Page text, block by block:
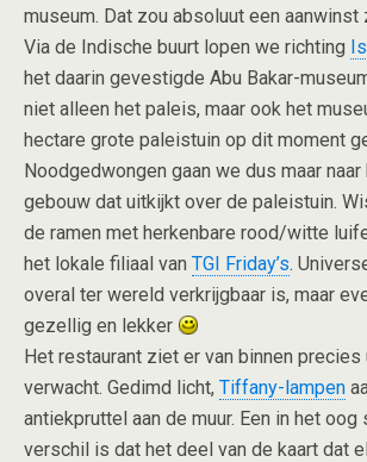
museum. Dat zou absoluut een aanwinst
Via de Indische buurt lopen we richting
het daarin gevestigde Abu Bakar-
niet alleen het paleis, maar ook het
hectare grote paleistuin op dit moment
Noodgedwongen gaan we dus maar
gebouw dat uitkijkt over de paleistuin.
de ramen met herkenbare rood/witte
het lokale filiaal van TGI Friday’s.
overal ter wereld verkrijgbaar is, maar
gezellig en lekker
Het restaurant ziet er van binnen precies
verwacht. Gedimd licht, Tiffany-lampen
antiekpruttel aan de muur. Een in het oog
verschil is dat het deel van de kaart dat